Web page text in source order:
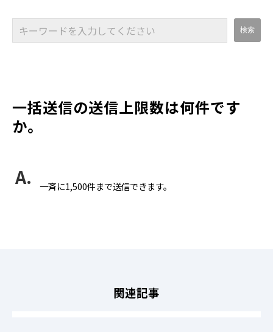
一括送信の送信上限数は何件です
か。
一斉に1,500件まで送信できます。
関連記事